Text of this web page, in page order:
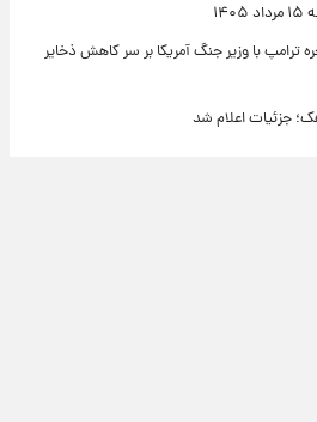
با وزیر جنگ آمریکا بر سر کاهش ذخایر
جزئیات اعلام شد